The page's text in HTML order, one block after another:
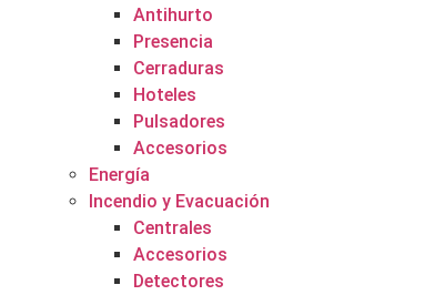
Antihurto
Presencia
Cerraduras
Hoteles
Pulsadores
Accesorios
Energía
Incendio y Evacuación
Centrales
Accesorios
Detectores